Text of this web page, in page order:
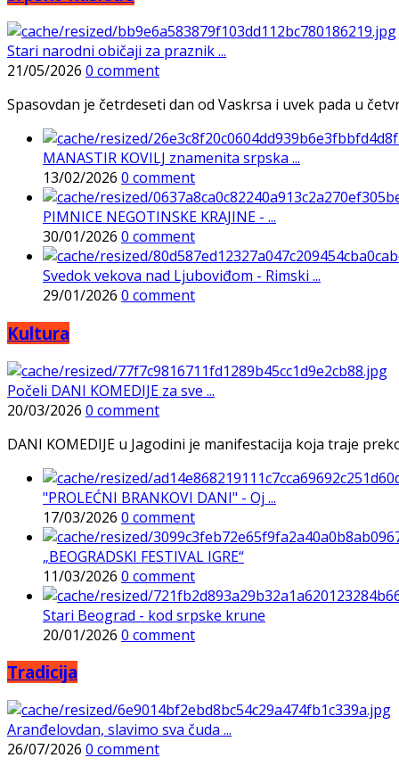
Stari narodni običaji za praznik ...
21/05/2026 0 comment
Spasovdan je četrdeseti dan od Vaskrsa i uvek pada u
MANASTIR KOVILJ znamenita srpska ...
13/02/2026 0 comment
PIMNICE NEGOTINSKE KRAJINE - ...
30/01/2026 0 comment
Svedok vekova nad Ljuboviđom - Rimski ...
29/01/2026 0 comment
Kultura
Počeli DANI KOMEDIJE za sve ...
20/03/2026 0 comment
DANI KOMEDIJE u Jagodini je manifestacija koja traje
"PROLEĆNI BRANKOVI DANI" - Oj ...
17/03/2026 0 comment
„BEOGRADSKI FESTIVAL IGRE“
11/03/2026 0 comment
Stari Beograd - kod srpske krune
20/01/2026 0 comment
Tradicija
Aranđelovdan, slavimo sva čuda ...
26/07/2026 0 comment